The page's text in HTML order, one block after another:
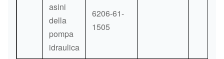
asini
della
pompa
idraulica
6206-61-
1505